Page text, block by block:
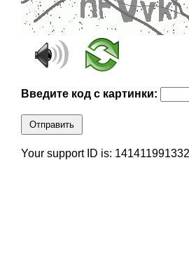
Введите код с картинки:
Отправить
Your support ID is: